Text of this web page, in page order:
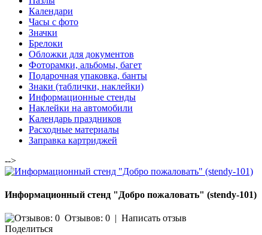
Календари
Часы с фото
Значки
Брелоки
Обложки для документов
Фоторамки, альбомы, багет
Подарочная упаковка, банты
Знаки (таблички, наклейки)
Информационные стенды
Наклейки на автомобили
Календарь праздников
Расходные материалы
Заправка картриджей
-->
Информационный стенд "Добро пожаловать" (stendy-101)
Отзывов: 0 | Написать отзыв
Поделиться